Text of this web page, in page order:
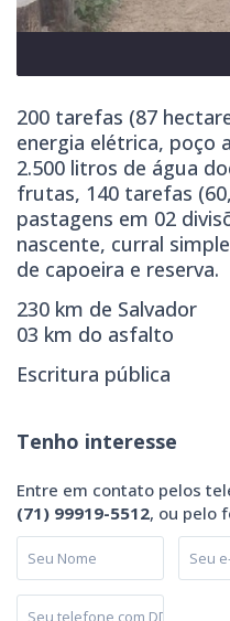
200 tarefas (87
energia elétrica, poço
2.500 litros de água
frutas, 140 tarefas
pastagens em 02
nascente, curral
de capoeira e reserva.
230 km de Salvador
03 km do asfalto
Escritura pública
Tenho interesse
Entre em contato pelos
(71) 99919-5512, ou pelo